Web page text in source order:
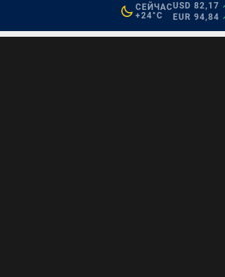
СЕЙЧАС
+24°C
USD 82,17
EUR 94,84